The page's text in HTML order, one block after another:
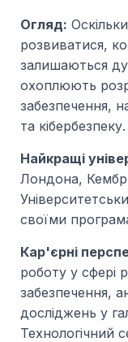
Огляд:
розвиватися,
залишаються
охоплюють
забезпечення,
та кібербезпеку.
Найкращі
Лондона,
своїми
Кар'єрні
роботу у сфері
забезпечення,
досліджень у
Технологічний